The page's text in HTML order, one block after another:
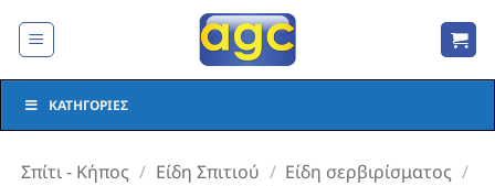
στο
ΚΑΤΗΓΟΡΊΕΣ
Σπίτι - Κήπος / Είδη Σπιτιού / Είδη σερβιρίσματος /